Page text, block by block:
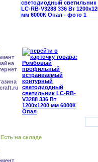
Есть на складе